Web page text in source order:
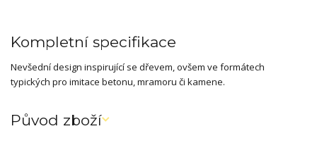
Kompletní specifikace
Nevšední design inspirující se dřevem, ovšem ve formátech
typických pro imitace betonu, mramoru či kamene.
Původ zboží